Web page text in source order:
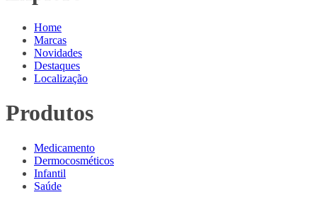
Home
Marcas
Novidades
Destaques
Localização
Produtos
Medicamento
Dermocosméticos
Infantil
Saúde